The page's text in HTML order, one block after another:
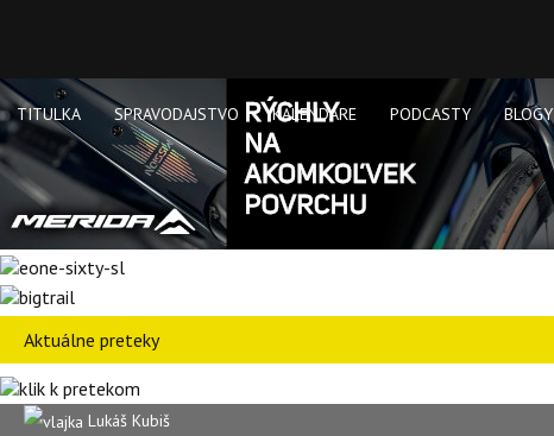
TITULKA SPRAVODAJSTVO KALENDÁRE PODCASTY BLOGY
Aktuálne preteky
Lukáš Kubiš